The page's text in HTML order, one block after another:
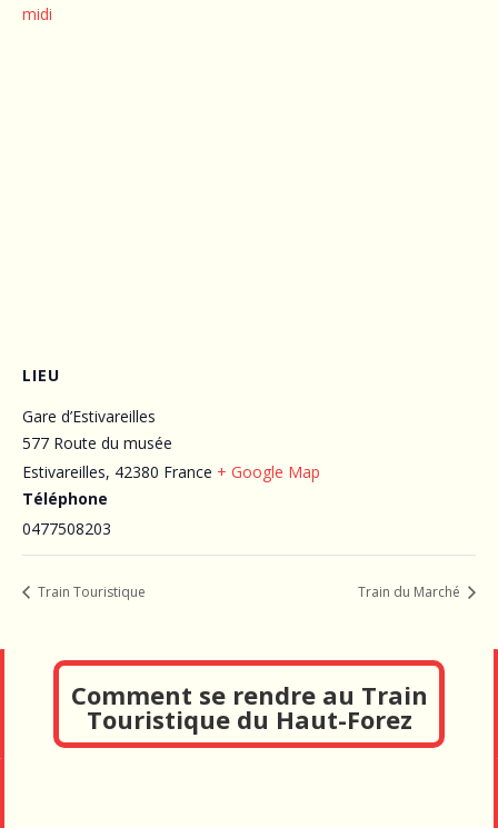
midi
LIEU
Gare d’Estivareilles
577 Route du musée
Estivareilles, 42380 France + Google Map
Téléphone
0477508203
Train Touristique Train du Marché
Comment se rendre au Train
Touristique du Haut-Forez